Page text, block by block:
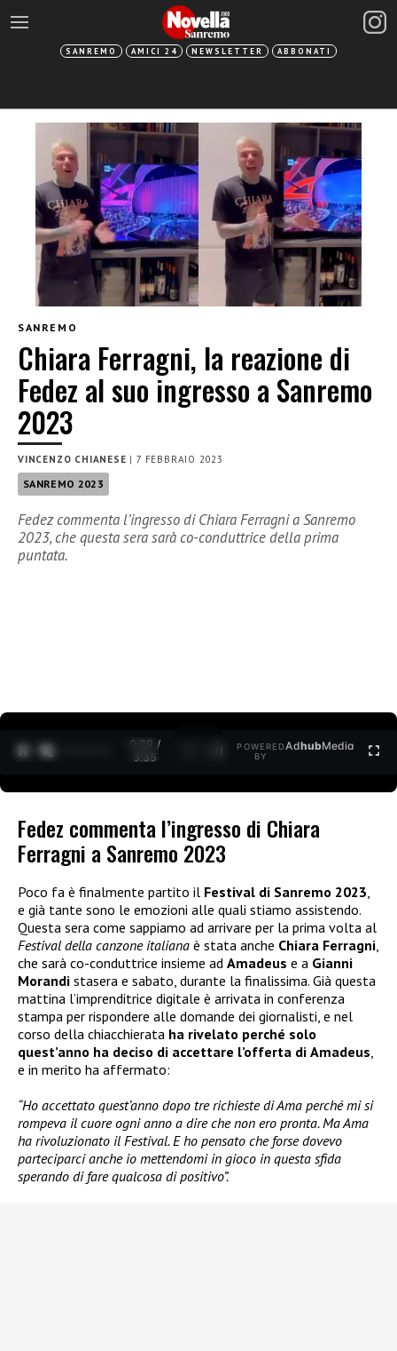
SANREMO AMICI 24 NEWSLETTER ABBONATI
SANREMO
Chiara Ferragni, la reazione di
Fedez al suo ingresso a Sanremo
2023
VINCENZO CHIANESE |7 FEBBRAIO 2023
SANREMO 2023
Fedez commenta l’ingresso di Chiara Ferragni a Sanremo
2023, che questa sera sarà co-conduttrice della prima
puntata.
0:30 /
3:35
POWERED
BY
AdhubMedia
Fedez commenta l’ingresso di Chiara
Ferragni a Sanremo 2023
Poco fa è finalmente partito il Festival di Sanremo 2023,
e già tante sono le emozioni alle quali stiamo assistendo.
Questa sera come sappiamo ad arrivare per la prima volta al
Festival della canzone italiana è stata anche Chiara Ferragni,
che sarà co-conduttrice insieme ad Amadeus e a Gianni
Morandi stasera e sabato, durante la finalissima. Già questa
mattina l’imprenditrice digitale è arrivata in conferenza
stampa per rispondere alle domande dei giornalisti, e nel
corso della chiacchierata ha rivelato perché solo
quest’anno ha deciso di accettare l’offerta di Amadeus,
e in merito ha affermato:
“Ho accettato quest’anno dopo tre richieste di Ama perché mi si
rompeva il cuore ogni anno a dire che non ero pronta. Ma Ama
ha rivoluzionato il Festival. E ho pensato che forse dovevo
parteciparci anche io mettendomi in gioco in questa sfida
sperando di fare qualcosa di positivo”.